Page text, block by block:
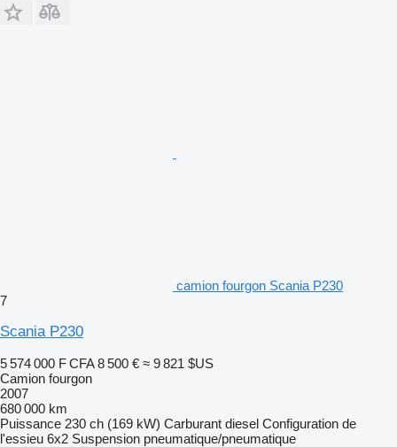
camion fourgon Scania P230
7
Scania P230
5 574 000 F CFA 8 500 € ≈ 9 821 $US
Camion fourgon
2007
680 000 km
Puissance 230 ch (169 kW) Carburant diesel Configuration de
l'essieu 6x2 Suspension pneumatique/pneumatique